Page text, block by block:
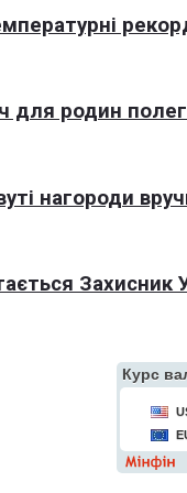
для родин
нагороди
Захисник